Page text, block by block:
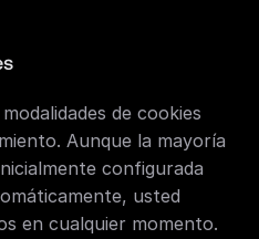
de cookies
Aunque la mayoría
configurada
usted
en cualquier momento.